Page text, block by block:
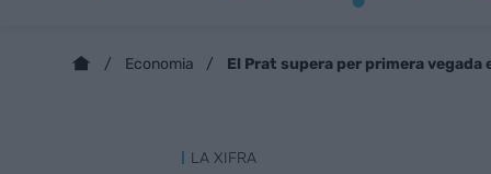
Economia El Prat supera per primera
LA XIFRA